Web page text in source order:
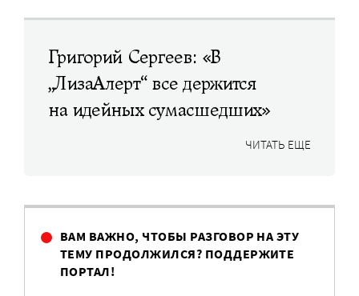
Григорий Сергеев: «В
„ЛизаАлерт“ все держится
на идейных сумасшедших»
ЧИТАТЬ ЕЩЕ
ВАМ ВАЖНО, ЧТОБЫ РАЗГОВОР НА ЭТУ
ТЕМУ ПРОДОЛЖИЛСЯ? ПОДДЕРЖИТЕ
ПОРТАЛ!